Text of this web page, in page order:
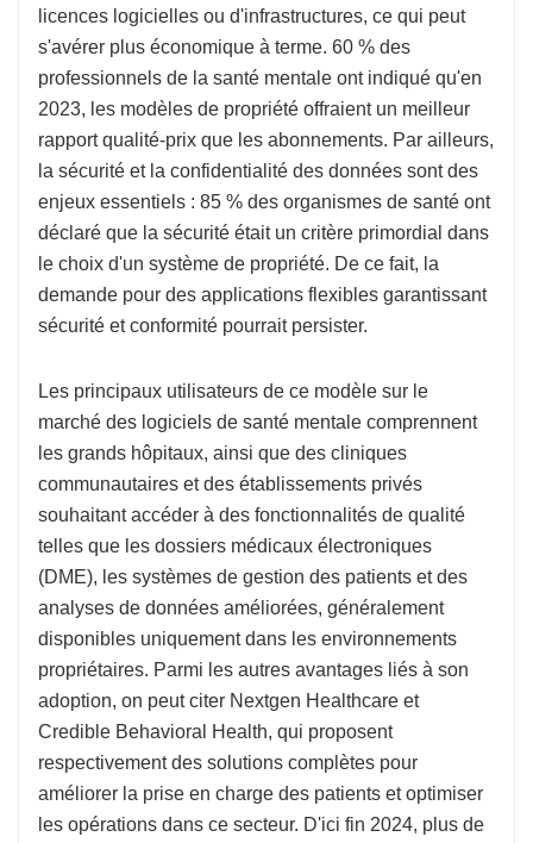
licences logicielles ou d'infrastructures, ce qui peut
s'avérer plus économique à terme. 60 % des
professionnels de la santé mentale ont indiqué qu'en
2023, les modèles de propriété offraient un meilleur
rapport qualité-prix que les abonnements. Par ailleurs,
la sécurité et la confidentialité des données sont des
enjeux essentiels : 85 % des organismes de santé ont
déclaré que la sécurité était un critère primordial dans
le choix d'un système de propriété. De ce fait, la
demande pour des applications flexibles garantissant
sécurité et conformité pourrait persister.
Les principaux utilisateurs de ce modèle sur le
marché des logiciels de santé mentale comprennent
les grands hôpitaux, ainsi que des cliniques
communautaires et des établissements privés
souhaitant accéder à des fonctionnalités de qualité
telles que les dossiers médicaux électroniques
(DME), les systèmes de gestion des patients et des
analyses de données améliorées, généralement
disponibles uniquement dans les environnements
propriétaires. Parmi les autres avantages liés à son
adoption, on peut citer Nextgen Healthcare et
Credible Behavioral Health, qui proposent
respectivement des solutions complètes pour
améliorer la prise en charge des patients et optimiser
les opérations dans ce secteur. D'ici fin 2024, plus de